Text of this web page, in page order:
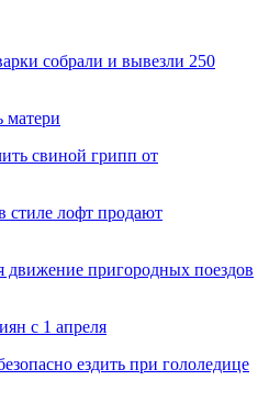
собрали и вывезли 250
матери
свиной грипп от
стиле лофт продают
движение пригородных поездов
с 1 апреля
ездить при гололедице